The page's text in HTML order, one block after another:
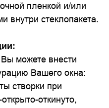
пленкой и/или
внутри стеклопакета.
можете внести
Вашего окна:
створки при
откинуто,